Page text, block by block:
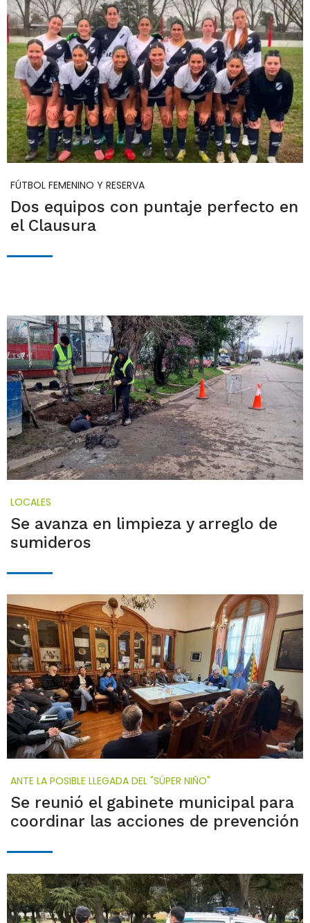
FÚTBOL FEMENINO Y RESERVA
Dos equipos con puntaje perfecto en
el Clausura
LOCALES
Se avanza en limpieza y arreglo de
sumideros
ANTE LA POSIBLE LLEGADA DEL "SÚPER NIÑO"
Se reunió el gabinete municipal para
coordinar las acciones de prevención